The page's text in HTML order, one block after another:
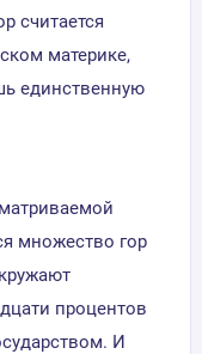
считается
материке,
единственную
множество гор
процентов
И